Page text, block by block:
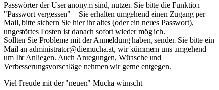
Passwörter der User anonym sind, nutzen Sie bitte die Funktion
"Passwort vergessen" – Sie erhalten umgehend einen Zugang per
Mail, bitte sichern Sie hier ihr altes (oder ein neues Passwort),
ungestörtes Posten ist danach sofort wieder möglich.
Sollten Sie Probleme mit der Anmeldung haben, senden Sie bitte ein
Mail an administrator@diemucha.at, wir kümmern uns umgehend
um Ihr Anliegen. Auch Anregungen, Wünsche und
Verbesserungsvorschläge nehmen wir gerne entgegen.
Viel Freude mit der "neuen" Mucha wünscht